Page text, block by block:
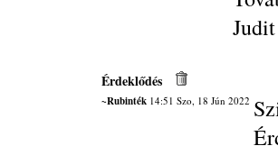
Judit
Érdeklődés
~Rubinték14:51 Szo, 18 Jún 2022